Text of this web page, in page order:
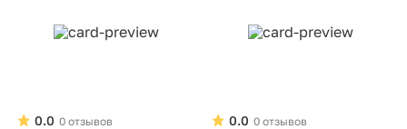
0 отзывов
0.0
0 отзывов
0.0